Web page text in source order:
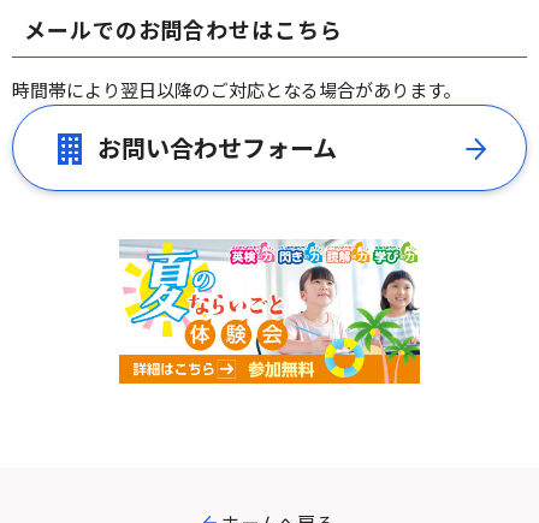
メールでのお問合わせはこちら
時間帯により翌日以降のご対応となる場合があります。
お問い合わせフォーム